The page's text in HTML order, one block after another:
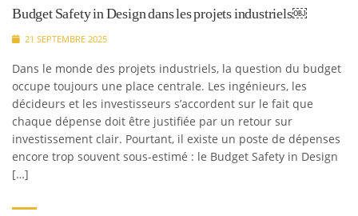
Budget Safety in Design dans les projets industriels￼
21 SEPTEMBRE 2025
Dans le monde des projets industriels, la question du budget
occupe toujours une place centrale. Les ingénieurs, les
décideurs et les investisseurs s’accordent sur le fait que
chaque dépense doit être justifiée par un retour sur
investissement clair. Pourtant, il existe un poste de dépenses
encore trop souvent sous-estimé : le Budget Safety in Design
[…]